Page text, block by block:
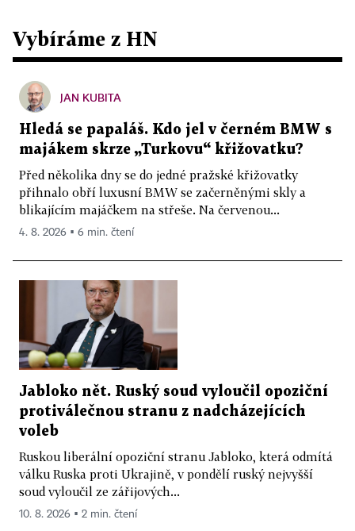
Vybíráme z HN
JAN KUBITA
Hledá se papaláš. Kdo jel v černém BMW s
majákem skrze „Turkovu“ křižovatku?
Před několika dny se do jedné pražské křižovatky
přihnalo obří luxusní BMW se začerněnými skly a
blikajícím majáčkem na střeše. Na červenou...
4. 8. 2026 ▪ 6 min. čtení
Jabloko nět. Ruský soud vyloučil opoziční
protiválečnou stranu z nadcházejících
voleb
Ruskou liberální opoziční stranu Jabloko, která odmítá
válku Ruska proti Ukrajině, v pondělí ruský nejvyšší
soud vyloučil ze zářijových...
10. 8. 2026 ▪ 2 min. čtení